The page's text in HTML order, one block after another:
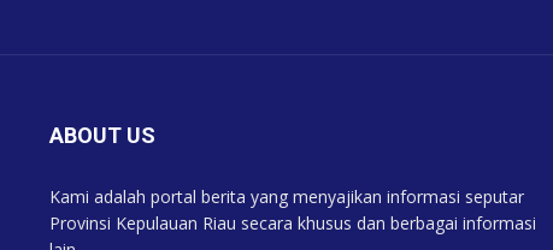
ABOUT US
Kami adalah portal berita yang menyajikan informasi seputar
Provinsi Kepulauan Riau secara khusus dan berbagai informasi